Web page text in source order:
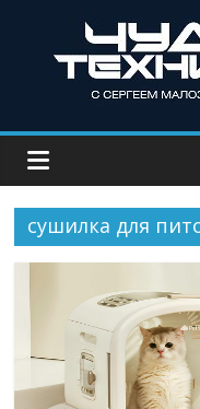
сушилка для